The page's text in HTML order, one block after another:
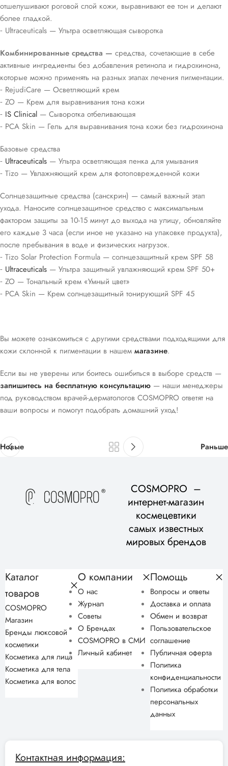
отшелушивают роговой слой кожи, выравнивают ее тон и делают
более гладкой.
⁃ Ultraceuticals — Ультра осветляющая сыворотка
Комбинированные средства — средства, сочетающие в себе
активные ингредиенты без добавления ретинола и гидрохинона,
которые можно применять на разных этапах лечения пигментации.
⁃ RejudiCare — Осветляющий крем
⁃ ZO — Крем для выравнивания тона кожи
⁃ IS Clinical — Сыворотка отбеливающая
⁃ PCA Skin — Гель для выравнивания тона кожи без гидрохинона
Базовые средства
⁃ Ultraceuticals — Ультра осветляющая пенка для умывания
⁃ Tizo — Увлажняющий крем для фотоповрежденной кожи
Солнцезащитные средства (санскрин) — самый важный этап
ухода. Наносите солнцезащитное средство с максимальным
фактором защиты за 10-15 минут до выхода на улицу, обновляйте
его каждые 3 часа (если иное не указано на упаковке продукта),
после пребывания в воде и физических нагрузок.
⁃ Tizo Solar Protection Formula — солнцезащитный крем SPF 58
⁃ Ultraceuticals — Ультра защитный увлажняющий крем SPF 50+
⁃ ZO — Тональный крем «Умный цвет»
⁃ PCA Skin — Крем солнцезащитный тонирующий SPF 45
Вы можете ознакомиться с другими средствами подходящими для
кожи склонной к пигментации в нашем магазине.
Если вы не уверены или боитесь ошибиться в выборе средств —
запишитесь на бесплатную консультацию — наши менеджеры
под руководством врачей-дерматологов COSMOPRO ответят на
ваши вопросы и помогут подобрать домашний уход!
Новые Раньше
COSMOPRO –
интернет-магазин
космецевтики
самых известных
мировых брендов
Каталог
товаров
COSMOPRO
Магазин
Бренды люксовой
косметики
Косметика для лица
Косметика для тела
Косметика для волос
О компании
О нас
Журнал
Советы
О Брендах
COSMOPRO в СМИ
Личный кабинет
Помощь
Вопросы и ответы
Доставка и оплата
Обмен и возврат
Пользовательское
соглашение
Публичная оферта
Политика
конфиденциальности
Политика обработки
персональных
данных
Контактная информация: